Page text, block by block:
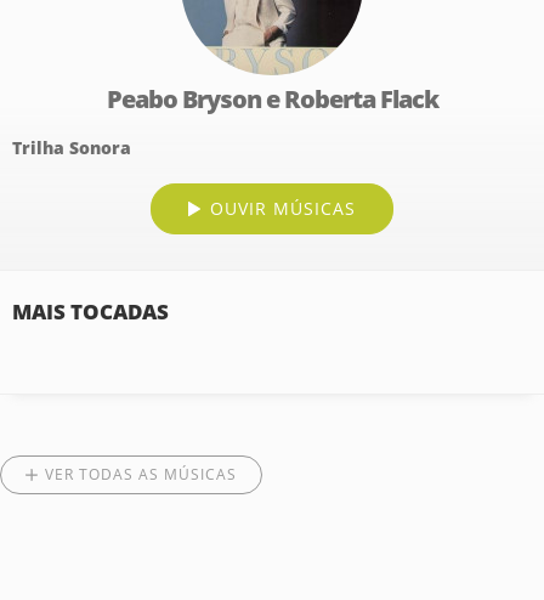
Peabo Bryson e Roberta Flack
Trilha Sonora
OUVIR MÚSICAS
MAIS TOCADAS
VER TODAS AS MÚSICAS